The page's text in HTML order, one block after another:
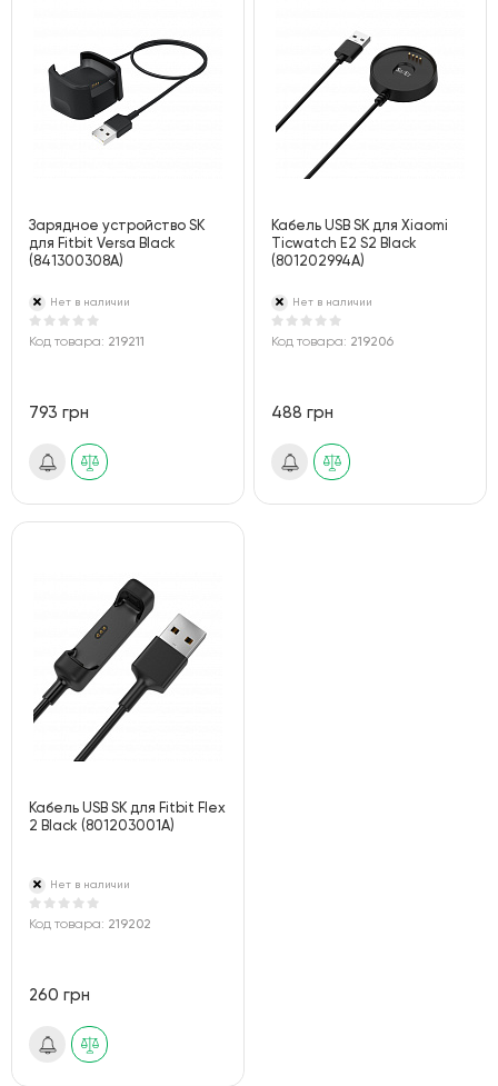
Зарядное устройство SK
для Fitbit Versa Black
(841300308A)
Нет в наличии
Код товара: 219211
793 грн
Кабель USB SK для Xiaomi
Ticwatch E2 S2 Black
(801202994A)
Нет в наличии
Код товара: 219206
488 грн
Кабель USB SK для Fitbit Flex
2 Black (801203001A)
Нет в наличии
Код товара: 219202
260 грн